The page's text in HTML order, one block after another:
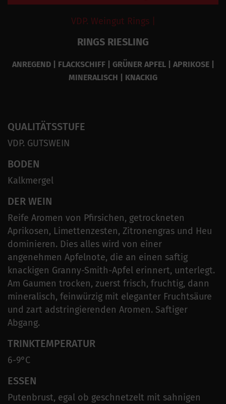
VDP. Weingut Rings |
RINGS RIESLING
ANREGEND | FLACKSCHIFF | GRÜNER APFEL | APRIKOSE |
MINERALISCH | KNACKIG
QUALITÄTSSTUFE
VDP. GUTSWEIN
BODEN
Kalkmergel
DER WEIN
Reife Aromen von Pfirsichen, getrockneten
Aprikosen, Limettenzesten, Zitronengras und Heu
dominieren. Dies alles wird von einer
angenehmen Apfelnote, die an einen saftig
knackigen Granny-Smith-Apfel erinnert, unterlegt.
Am Gaumen trocken, zuerst frisch, fruchtig, dann
mineralisch, feinwürzig mit eleganter Fruchtsäure
und zart adstringierenden Aromen. Saftiger
Abgang.
TRINKTEMPERATUR
6-9°C
ESSEN
Putenbrust, egal ob geschnetzelt mit sahnigen